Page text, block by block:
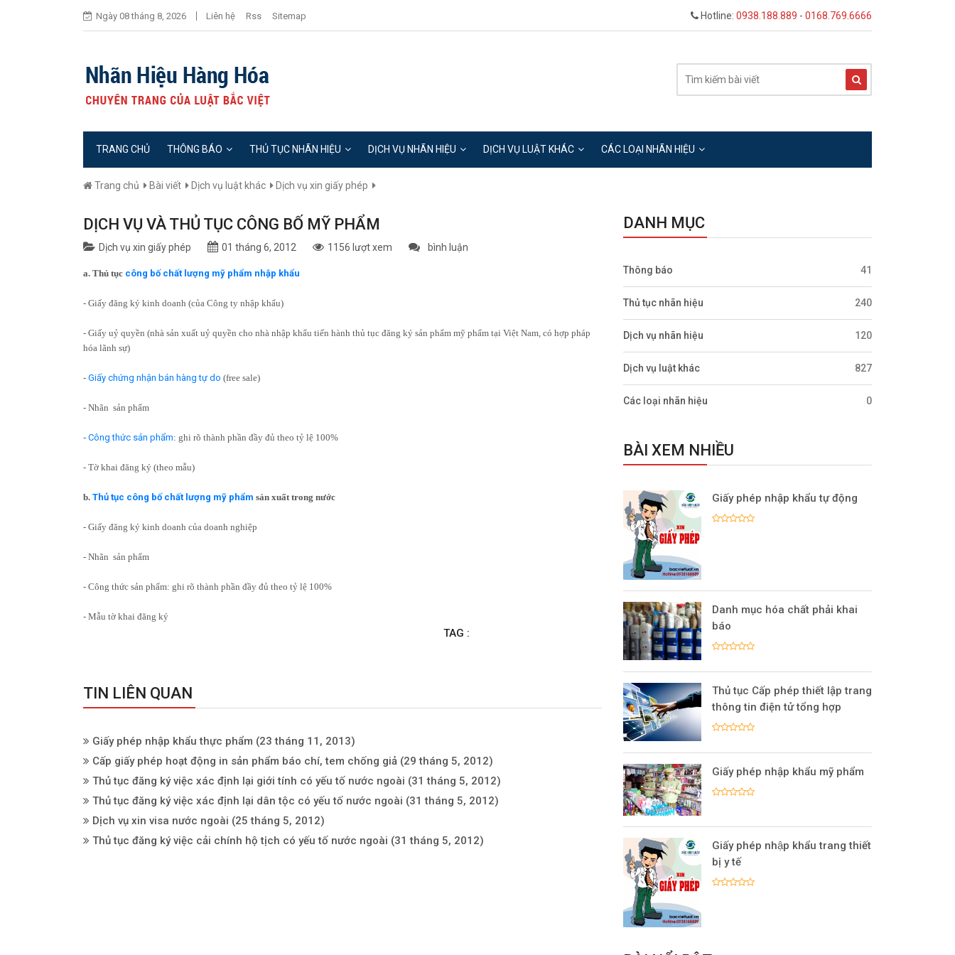
Ngày 08 tháng 8, 2026 Liên hệ Rss Sitemap Hotline: 0938.188.889 - 0168.769.6666
TRANG CHỦ THÔNG BÁO THỦ TỤC NHÃN HIỆU DỊCH VỤ NHÃN HIỆU DỊCH VỤ LUẬT KHÁC CÁC LOẠI NHÃN HIỆU
Trang chủ Bài viết Dịch vụ luật khác Dịch vụ xin giấy phép
DỊCH VỤ VÀ THỦ TỤC CÔNG BỐ MỸ PHẨM
Dịch vụ xin giấy phép 01 tháng 6, 2012 1156 lượt xem bình luận
a. Thủ tục công bố chất lượng mỹ phẩm nhập khẩu
- Giấy đăng ký kinh doanh (của Công ty nhập khẩu)
- Giấy uỷ quyền (nhà sản xuất uỷ quyền cho nhà nhập khẩu tiến hành thủ tục đăng ký sản phẩm mỹ phẩm tại Việt Nam, có hợp pháp
hóa lãnh sự)
- Giấy chứng nhận bán hàng tự do (free sale)
- Nhãn sản phẩm
- Công thức sản phẩm: ghi rõ thành phần đầy đủ theo tỷ lệ 100%
- Tờ khai đăng ký (theo mẫu)
b. Thủ tục công bố chất lượng mỹ phẩm sản xuất trong nước
- Giấy đăng ký kinh doanh của doanh nghiệp
- Nhãn sản phẩm
- Công thức sản phẩm: ghi rõ thành phần đầy đủ theo tỷ lệ 100%
- Mẫu tờ khai đăng ký
TAG :
TIN LIÊN QUAN
Giấy phép nhập khẩu thực phẩm (23 tháng 11, 2013)
Cấp giấy phép hoạt động in sản phẩm báo chí, tem chống giả (29 tháng 5, 2012)
Thủ tục đăng ký việc xác định lại giới tính có yếu tố nước ngoài (31 tháng 5, 2012)
Thủ tục đăng ký việc xác định lại dân tộc có yếu tố nước ngoài (31 tháng 5, 2012)
Dịch vụ xin visa nước ngoài (25 tháng 5, 2012)
Thủ tục đăng ký việc cải chính hộ tịch có yếu tố nước ngoài (31 tháng 5, 2012)
DANH MỤC
Thông báo 41
Thủ tục nhãn hiệu 240
Dịch vụ nhãn hiệu 120
Dịch vụ luật khác 827
Các loại nhãn hiệu 0
BÀI XEM NHIỀU
Giấy phép nhập khẩu tự động
Danh mục hóa chất phải khai
báo
Thủ tục Cấp phép thiết lập trang
thông tin điện tử tổng hợp
Giấy phép nhập khẩu mỹ phẩm
Giấy phép nhập khẩu trang thiết
bị y tế